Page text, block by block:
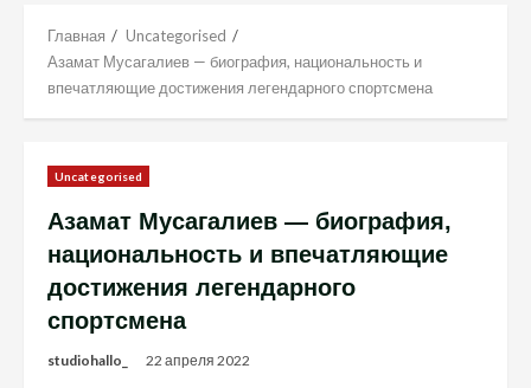
Главная
Uncategorised
Азамат Мусагалиев — биография, национальность и
впечатляющие достижения легендарного спортсмена
Uncategorised
Азамат Мусагалиев — биография,
национальность и впечатляющие
достижения легендарного
спортсмена
studiohallo_ 22 апреля 2022